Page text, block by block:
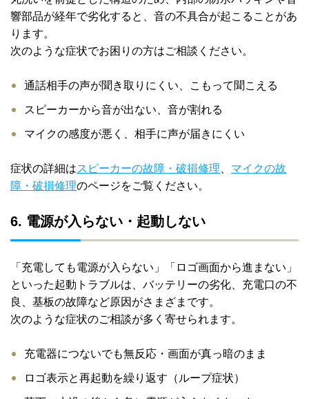
響部品が経年で劣化すると、音の不具合が起こることがあ
ります。
次のような症状でお困りの方はご相談ください。
通話相手の声が聞き取りにくい、こもって聞こえる
スピーカーから音が出ない、音が割れる
マイクの感度が悪く、相手に声が届きにくい
症状の詳細はスピーカーの故障・破損修理
マイクの故
障・破損修理のページをご覧ください。
6. 電源が入らない・起動しない
「充電しても電源が入らない」「ロゴ画面から進まない」
といった起動トラブルは、バッテリーの劣化、充電口の不
良、基板の故障など原因がさまざまです。
次のような症状のご相談が多く寄せられます。
充電器につないでも無反応・画面が真っ暗のまま
ロゴ表示と再起動を繰り返す（ループ症状）